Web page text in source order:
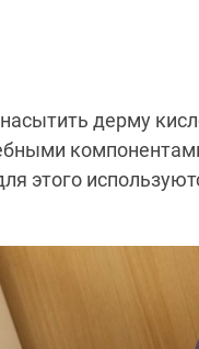
дерму
этого